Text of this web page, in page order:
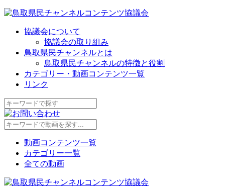
協議会について
協議会の取り組み
鳥取県民チャンネルとは
鳥取県民チャンネルの特徴と役割
カテゴリー・動画コンテンツ一覧
リンク
動画コンテンツ一覧
カテゴリー一覧
全ての動画